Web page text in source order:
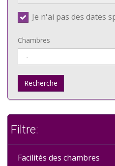
Je n'ai pas des dates
Chambres
Recherche
Filtre:
Facilités des chambres